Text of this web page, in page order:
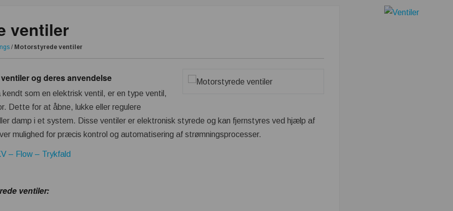
ventiler
/ Motorstyrede ventiler
og deres anvendelse
som en elektrisk ventil, er en type ventil,
Dette for at åbne, lukke eller regulere
damp i et system. Disse ventiler er elektronisk styrede og kan fjernstyres ved hjælp af
mulighed for præcis kontrol og automatisering af strømningsprocesser.
– Flow – Trykfald
ventiler: